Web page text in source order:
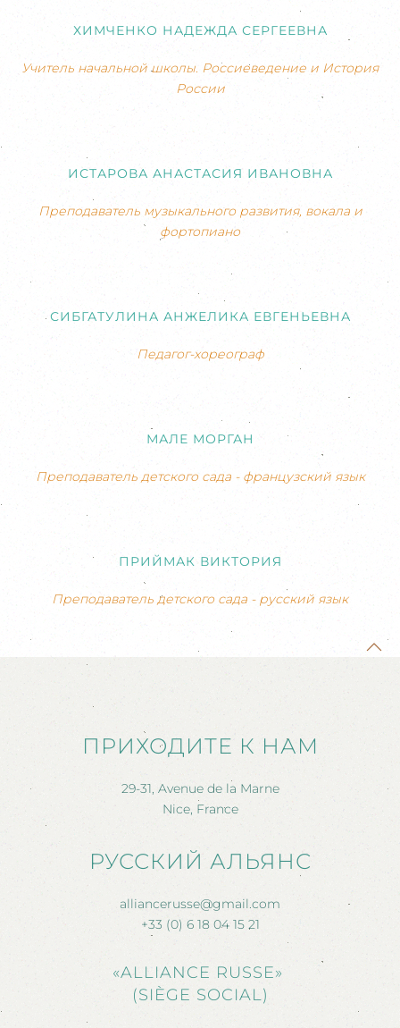
ХИМЧЕНКО НАДЕЖДА СЕРГЕЕВНА
Учитель начальной школы. Россиеведение и История
России
ИСТАРОВА АНАСТАСИЯ ИВАНОВНА
Преподаватель музыкального развития, вокала и
фортопиано
СИБГАТУЛИНА АНЖЕЛИКА ЕВГЕНЬЕВНА
Педагог-хореограф
МАЛЕ МОРГАН
Преподаватель детского сада - французский язык
ПРИЙМАК ВИКТОРИЯ
Преподаватель детского сада - русский язык
ПРИХОДИТЕ К НАМ
29-31, Avenue de la Marne
Nice, France
РУССКИЙ АЛЬЯНС
alliancerusse@gmail.com
+33 (0) 6 18 04 15 21
«ALLIANCE RUSSE»
(SIÈGE SOCIAL)